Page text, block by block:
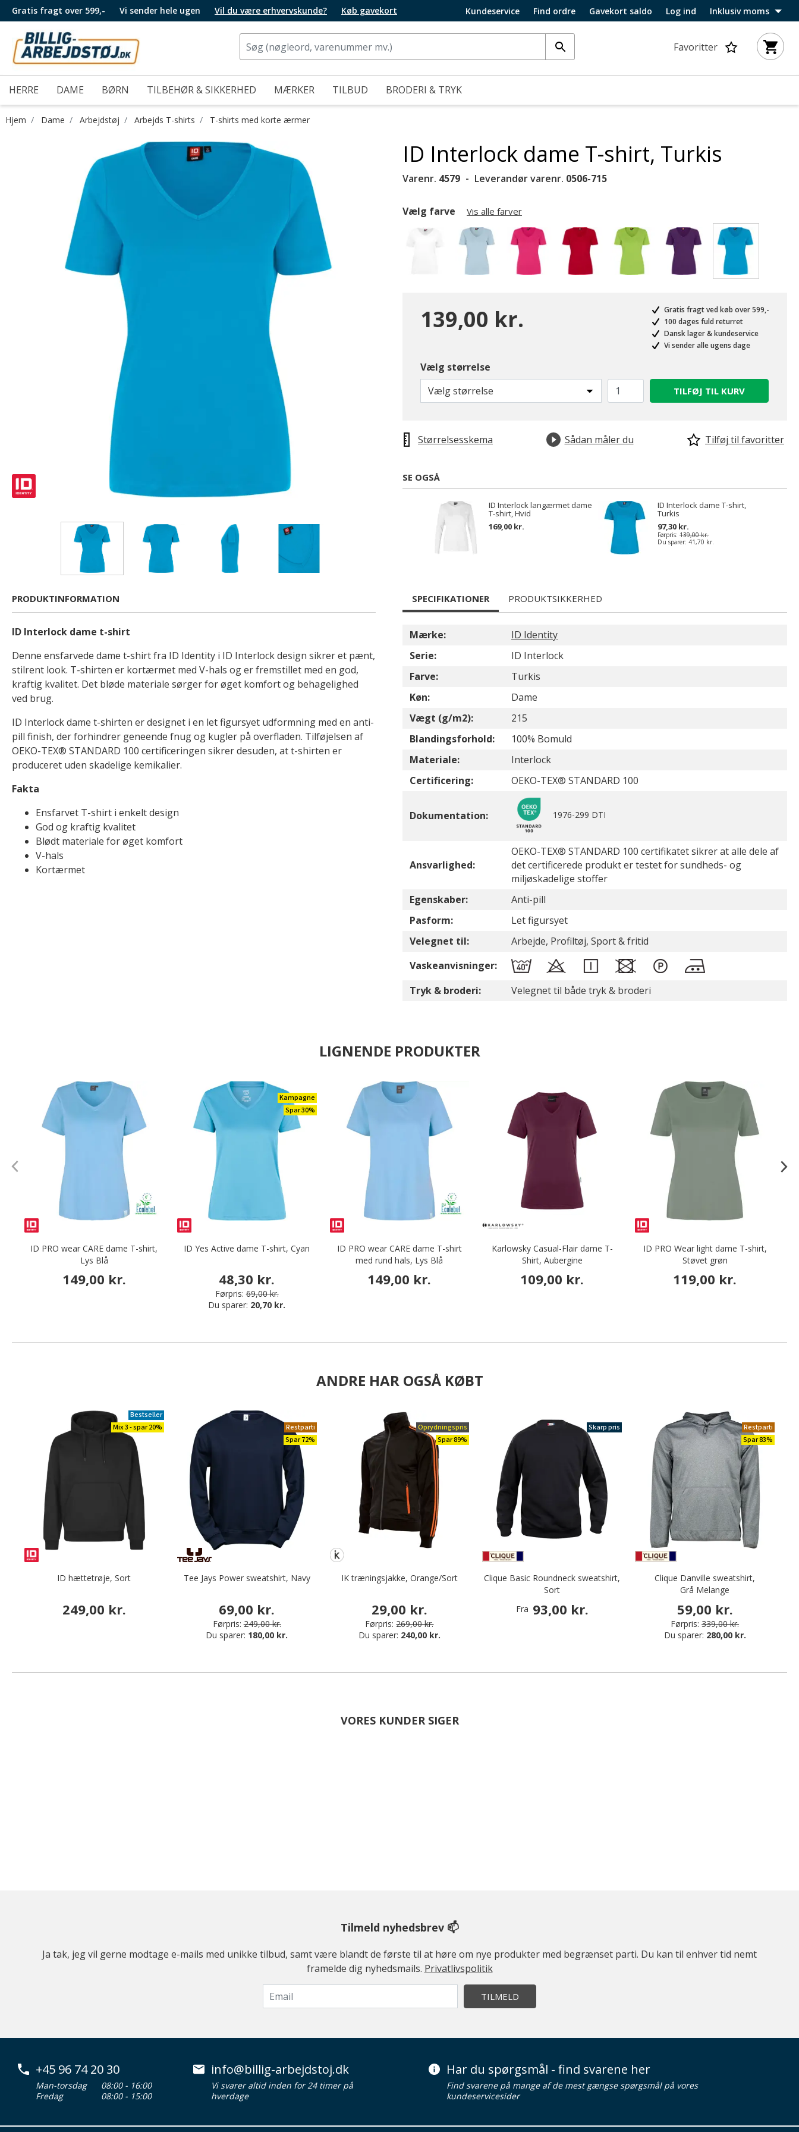
Gratis fragt over 599,- Vi sender hele ugen Vil du være erhvervskunde? Køb gavekort Kundeservice Find ordre Gavekort saldo Log ind Inklusiv moms
Favoritter
HERRE DAME BØRN TILBEHØR & SIKKERHED MÆRKER TILBUD BRODERI & TRYK
Hjem Dame Arbejdstøj Arbejds T-shirts T-shirts med korte ærmer
ID Interlock dame T-shirt, Turkis
Varenr. 4579 Leverandør varenr. 0506-715
Vælg farve Vis alle farver
139,00 kr.
Gratis fragt ved køb over 599,-
100 dages fuld returret
Dansk lager & kundeservice
Vi sender alle ugens dage
Vælg størrelse
Vælg størrelse
TILFØJ TIL KURV
Størrelsesskema Sådan måler du Tilføj til favoritter
SE OGSÅ
ID Interlock langærmet dame
T-shirt, Hvid
169,00 kr.
ID Interlock dame T-shirt,
Turkis
97,30 kr.
Førpris: 139,00 kr.
Du sparer: 41,70 kr.
PRODUKTINFORMATION
ID Interlock dame t-shirt
Denne ensfarvede dame t-shirt fra ID Identity i ID Interlock design sikrer et pænt,
stilrent look. T-shirten er kortærmet med V-hals og er fremstillet med en god,
kraftig kvalitet. Det bløde materiale sørger for øget komfort og behagelighed
ved brug.
ID Interlock dame t-shirten er designet i en let figursyet udformning med en anti-
pill finish, der forhindrer geneende fnug og kugler på overfladen. Tilføjelsen af
OEKO-TEX® STANDARD 100 certificeringen sikrer desuden, at t-shirten er
produceret uden skadelige kemikalier.
Fakta
Ensfarvet T-shirt i enkelt design
God og kraftig kvalitet
Blødt materiale for øget komfort
V-hals
Kortærmet
SPECIFIKATIONER PRODUKTSIKKERHED
Mærke:
ID Identity
Serie:
ID Interlock
Farve:
Turkis
Køn:
Dame
Vægt (g/m2):
215
Blandingsforhold:
100% Bomuld
Materiale:
Interlock
Certificering:
OEKO-TEX® STANDARD 100
Dokumentation: 1976-299 DTI
Ansvarlighed:
OEKO-TEX® STANDARD 100 certifikatet sikrer at alle dele af
det certificerede produkt er testet for sundheds- og
miljøskadelige stoffer
Egenskaber:
Anti-pill
Pasform:
Let figursyet
Velegnet til:
Arbejde, Profiltøj, Sport & fritid
Vaskeanvisninger:
Tryk & broderi:
Velegnet til både tryk & broderi
LIGNENDE PRODUKTER
ID PRO wear CARE dame T-shirt,
Lys Blå
149,00 kr.
Kampagne
Spar 30%
ID Yes Active dame T-shirt, Cyan
48,30 kr.
Førpris: 69,00 kr.
Du sparer: 20,70 kr.
ID PRO wear CARE dame T-shirt
med rund hals, Lys Blå
149,00 kr.
Karlowsky Casual-Flair dame T-
Shirt, Aubergine
109,00 kr.
ID PRO Wear light dame T-shirt,
Støvet grøn
119,00 kr.
ANDRE HAR OGSÅ KØBT
Bestseller
Mix 3 - spar 20%
ID hættetrøje, Sort
249,00 kr.
Restparti
Spar 72%
Tee Jays Power sweatshirt, Navy
69,00 kr.
Førpris: 249,00 kr.
Du sparer: 180,00 kr.
Oprydningspris
Spar 89%
IK træningsjakke, Orange/Sort
29,00 kr.
Førpris: 269,00 kr.
Du sparer: 240,00 kr.
Skarp pris
Clique Basic Roundneck sweatshirt,
Sort
Fra 93,00 kr.
Restparti
Spar 83%
Clique Danville sweatshirt,
Grå Melange
59,00 kr.
Førpris: 339,00 kr.
Du sparer: 280,00 kr.
VORES KUNDER SIGER
Tilmeld nyhedsbrev 📫
Ja tak, jeg vil gerne modtage e-mails med unikke tilbud, samt være blandt de første til at høre om nye produkter med begrænset parti. Du kan til enhver tid nemt
framelde dig nyhedsmails. Privatlivspolitik
TILMELD
+45 96 74 20 30
Man-torsdag
08:00 - 16:00
Fredag
08:00 - 15:00
info@billig-arbejdstoj.dk
Vi svarer altid inden for 24 timer på
hverdage
Har du spørgsmål - find svarene her
Find svarene på mange af de mest gængse spørgsmål på vores
kundeservicesider